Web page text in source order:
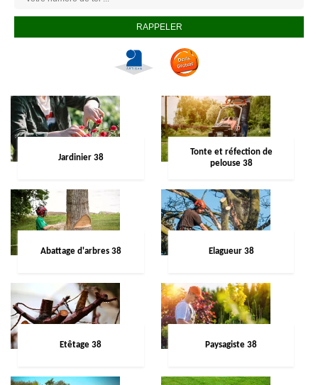
Jardinier 38
Tonte et réfection de
pelouse 38
Abattage d'arbres 38 Elagueur 38
Etêtage 38 Paysagiste 38